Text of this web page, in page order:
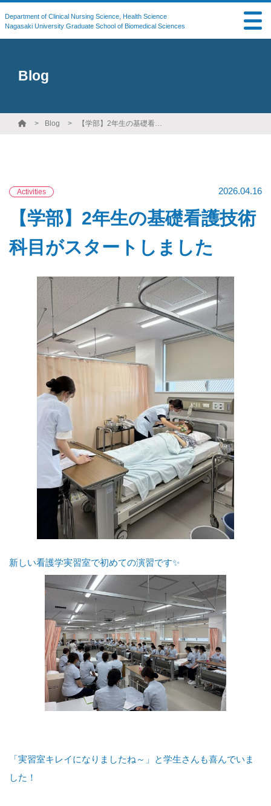
Department of Clinical Nursing Science, Health Science
Nagasaki University Graduate School of Biomedical Sciences
Blog
Blog 【学部】2年生の基礎看護技術科目がスタートしました
Activities 2026.04.16
【学部】2年生の基礎看護技術
科目がスタートしました
新しい看護学実習室で初めての演習です✨
「実習室キレイになりましたね～」と学生さんも喜んでいま
した！